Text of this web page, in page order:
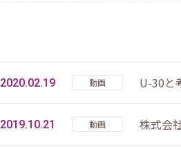
2020.02.19 動画 U-30と
2019.10.21 動画 株式会